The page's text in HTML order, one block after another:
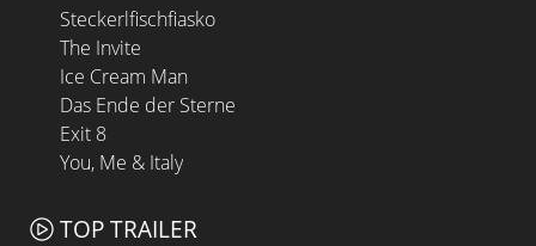
Steckerlfischfiasko
The Invite
Ice Cream Man
Das Ende der Sterne
Exit 8
You, Me & Italy
TOP TRAILER